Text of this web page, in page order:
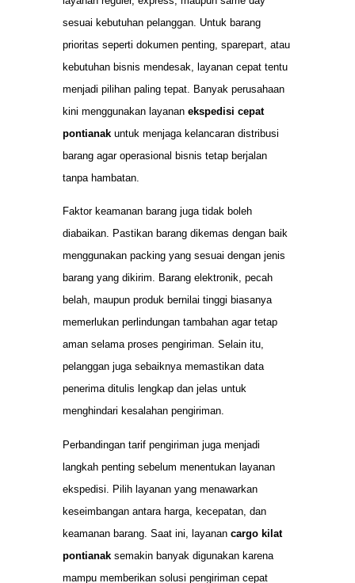
sesuai kebutuhan pelanggan. Untuk barang
prioritas seperti dokumen penting, sparepart, atau
kebutuhan bisnis mendesak, layanan cepat tentu
menjadi pilihan paling tepat. Banyak perusahaan
kini menggunakan layanan ekspedisi cepat
pontianak untuk menjaga kelancaran distribusi
barang agar operasional bisnis tetap berjalan
tanpa hambatan.
Faktor keamanan barang juga tidak boleh
diabaikan. Pastikan barang dikemas dengan baik
menggunakan packing yang sesuai dengan jenis
barang yang dikirim. Barang elektronik, pecah
belah, maupun produk bernilai tinggi biasanya
memerlukan perlindungan tambahan agar tetap
aman selama proses pengiriman. Selain itu,
pelanggan juga sebaiknya memastikan data
penerima ditulis lengkap dan jelas untuk
menghindari kesalahan pengiriman.
Perbandingan tarif pengiriman juga menjadi
langkah penting sebelum menentukan layanan
ekspedisi. Pilih layanan yang menawarkan
keseimbangan antara harga, kecepatan, dan
keamanan barang. Saat ini, layanan cargo kilat
pontianak semakin banyak digunakan karena
mampu memberikan solusi pengiriman cepat